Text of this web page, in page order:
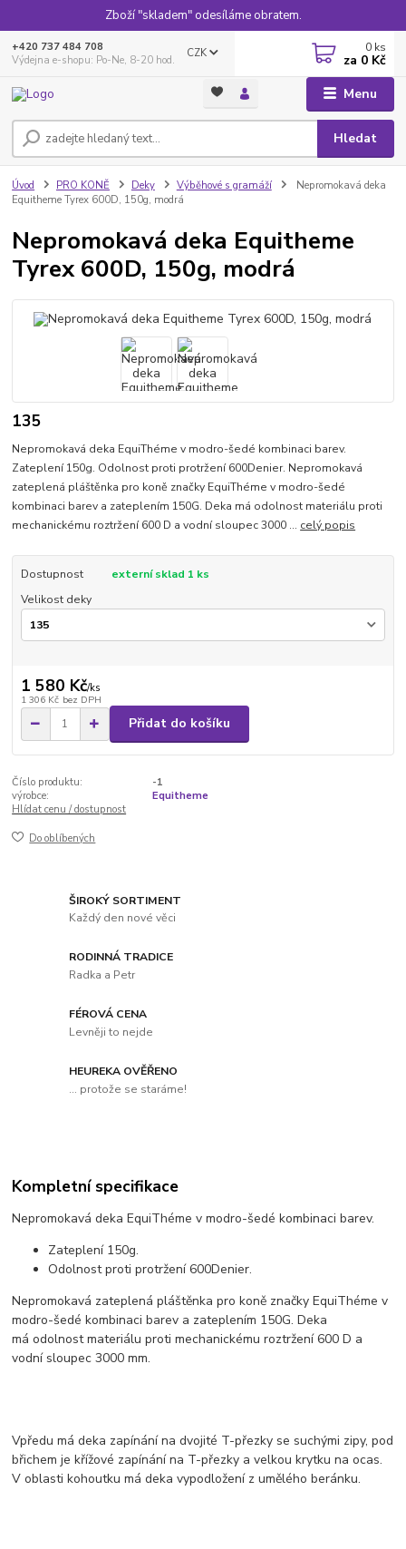
Zboží "skladem" odesíláme obratem.
Menu
CZK
Hledat
+420 737 484 708
Výdejna e-shopu: Po-Ne, 8-20 hod.
0 ks
za 0 Kč
Úvod PRO KONĚ Deky Výběhové s gramáží
Nepromokavá deka
Equitheme Tyrex 600D, 150g, modrá
Nepromokavá deka Equitheme
Tyrex 600D, 150g, modrá
135
Nepromokavá deka EquiThéme v modro-šedé kombinaci barev.
Zateplení 150g. Odolnost proti protržení 600Denier. Nepromokavá
zateplená pláštěnka pro koně značky EquiThéme v modro-šedé
kombinaci barev a zateplením 150G. Deka má odolnost materiálu proti
mechanickému roztržení 600 D a vodní sloupec 3000 ... celý popis
Dostupnost
externí sklad 1 ks
Velikost deky
1 580 Kč/ks
1 306 Kč bez DPH
Přidat do košíku
Číslo produktu:
-1
výrobce:
Equitheme
Hlídat cenu / dostupnost
Do oblíbených
ŠIROKÝ SORTIMENT
Každý den nové věci
RODINNÁ TRADICE
Radka a Petr
FÉROVÁ CENA
Levněji to nejde
HEUREKA OVĚŘENO
... protože se staráme!
Kompletní specifikace
Nepromokavá deka EquiThéme v modro-šedé kombinaci barev.
Zateplení 150g.
Odolnost proti protržení 600Denier.
Nepromokavá zateplená pláštěnka pro koně značky EquiThéme v
modro-šedé kombinaci barev a zateplením 150G. Deka
má odolnost materiálu proti mechanickému roztržení 600 D a
vodní sloupec 3000 mm.
Vpředu má deka zapínání na dvojité T-přezky se suchými zipy, pod
břichem je křížové zapínání na T-přezky a velkou krytku na ocas.
V oblasti kohoutku má deka vypodložení z umělého beránku.